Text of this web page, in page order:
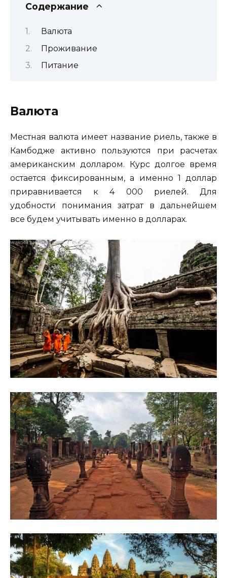
Содержание
Валюта
Проживание
Питание
Валюта
Местная валюта имеет название риель, также в
Камбодже активно пользуются при расчетах
американским долларом. Курс долгое время
остается фиксированным, а именно 1 доллар
приравнивается к 4 000 риелей. Для
удобности понимания затрат в дальнейшем
все будем учитывать именно в долларах.